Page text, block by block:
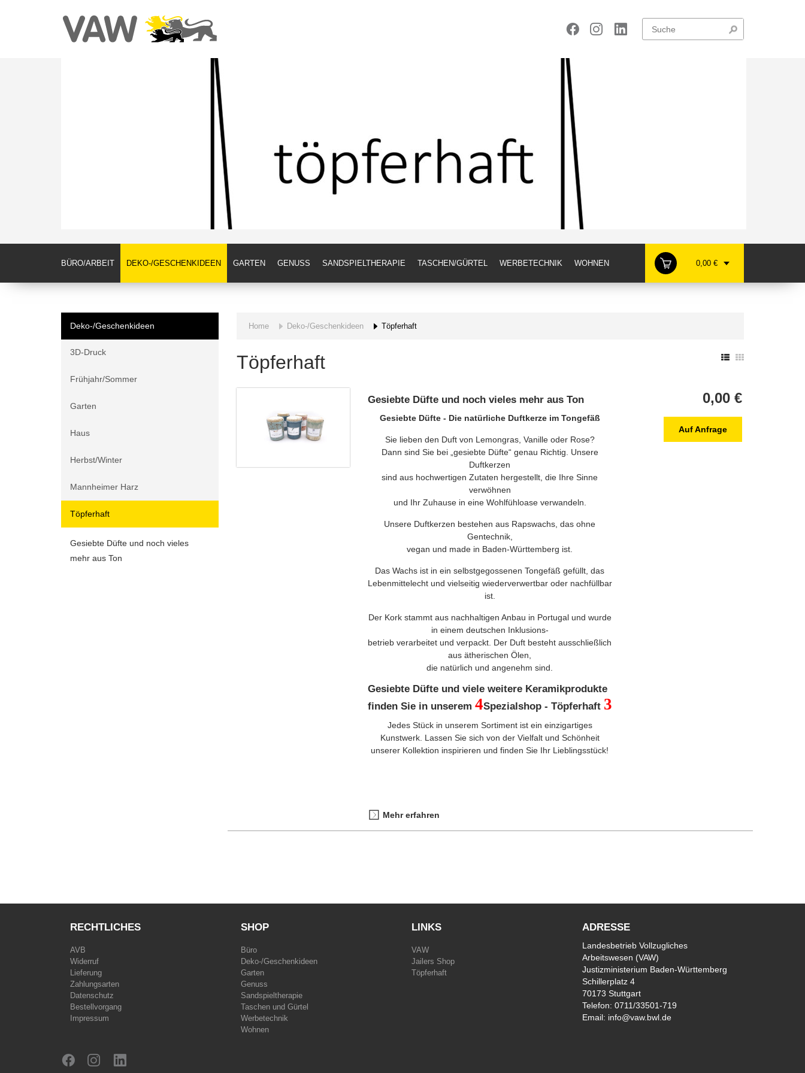
BÜRO/ARBEIT DEKO-/GESCHENKIDEEN GARTEN GENUSS SANDSPIELTHERAPIE TASCHEN/GÜRTEL WERBETECHNIK WOHNEN 0,00 €
Deko-/Geschenkideen
3D-Druck
Frühjahr/Sommer
Garten
Haus
Herbst/Winter
Mannheimer Harz
Töpferhaft
Gesiebte Düfte und noch vieles
mehr aus Ton
Home Deko-/Geschenkideen Töpferhaft
Töpferhaft
Gesiebte Düfte und noch vieles mehr aus Ton
Gesiebte Düfte - Die natürliche Duftkerze im Tongefäß
Sie lieben den Duft von Lemongras, Vanille oder Rose?
Dann sind Sie bei „gesiebte Düfte“ genau Richtig. Unsere
Duftkerzen
sind aus hochwertigen Zutaten hergestellt, die Ihre Sinne
verwöhnen
und Ihr Zuhause in eine Wohlfühloase verwandeln.
Unsere Duftkerzen bestehen aus Rapswachs, das ohne
Gentechnik,
vegan und made in Baden-Württemberg ist.
Das Wachs ist in ein selbstgegossenen Tongefäß gefüllt, das
Lebenmittelecht und vielseitig wiederverwertbar oder nachfüllbar
ist.
Der Kork stammt aus nachhaltigen Anbau in Portugal und wurde
in einem deutschen Inklusions-
betrieb verarbeitet und verpackt. Der Duft besteht ausschließlich
aus ätherischen Ölen,
die natürlich und angenehm sind.
Gesiebte Düfte und viele weitere Keramikprodukte
finden Sie in unserem 4Spezialshop - Töpferhaft 3
Jedes Stück in unserem Sortiment ist ein einzigartiges
Kunstwerk. Lassen Sie sich von der Vielfalt und Schönheit
unserer Kollektion inspirieren und finden Sie Ihr Lieblingsstück!
Mehr erfahren
0,00 €
Auf Anfrage
RECHTLICHES
AVB
Widerruf
Lieferung
Zahlungsarten
Datenschutz
Bestellvorgang
Impressum
SHOP
Büro
Deko-/Geschenkideen
Garten
Genuss
Sandspieltherapie
Taschen und Gürtel
Werbetechnik
Wohnen
LINKS
VAW
Jailers Shop
Töpferhaft
ADRESSE
Landesbetrieb Vollzugliches
Arbeitswesen (VAW)
Justizministerium Baden-Württemberg
Schillerplatz 4
70173 Stuttgart
Telefon: 0711/33501-719
Email: info@vaw.bwl.de